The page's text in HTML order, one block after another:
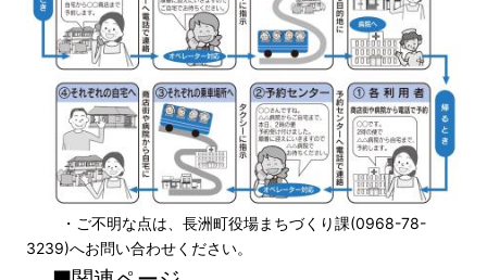
・ご不明な点は、長洲町役場まちづくり課(0968-78-
3239)へお問い合わせください。